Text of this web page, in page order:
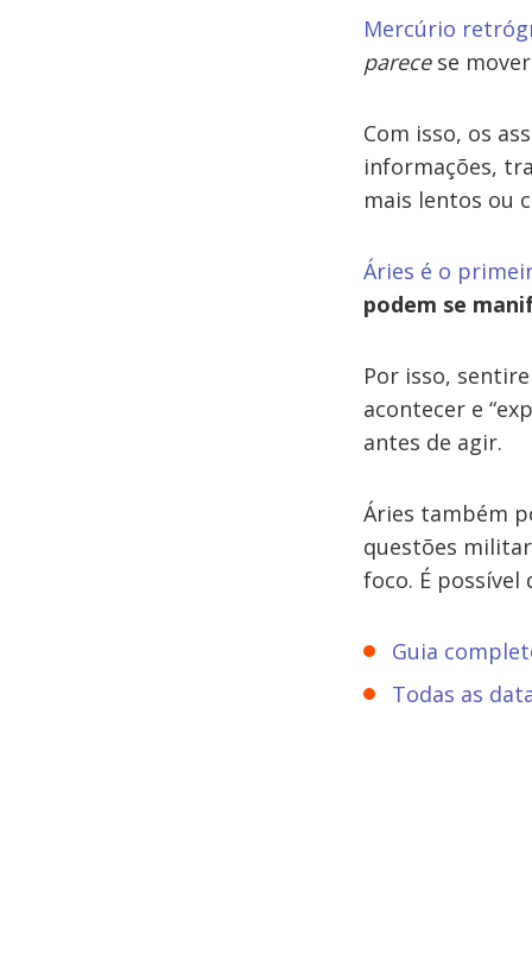
Mercúrio
parecese
Com isso, os
informações,
mais lentos ou
Áries é o
podem se
Por isso,
acontecer e
antes de agir.
Áries também
questões
foco. É possível
Guia
Todas as